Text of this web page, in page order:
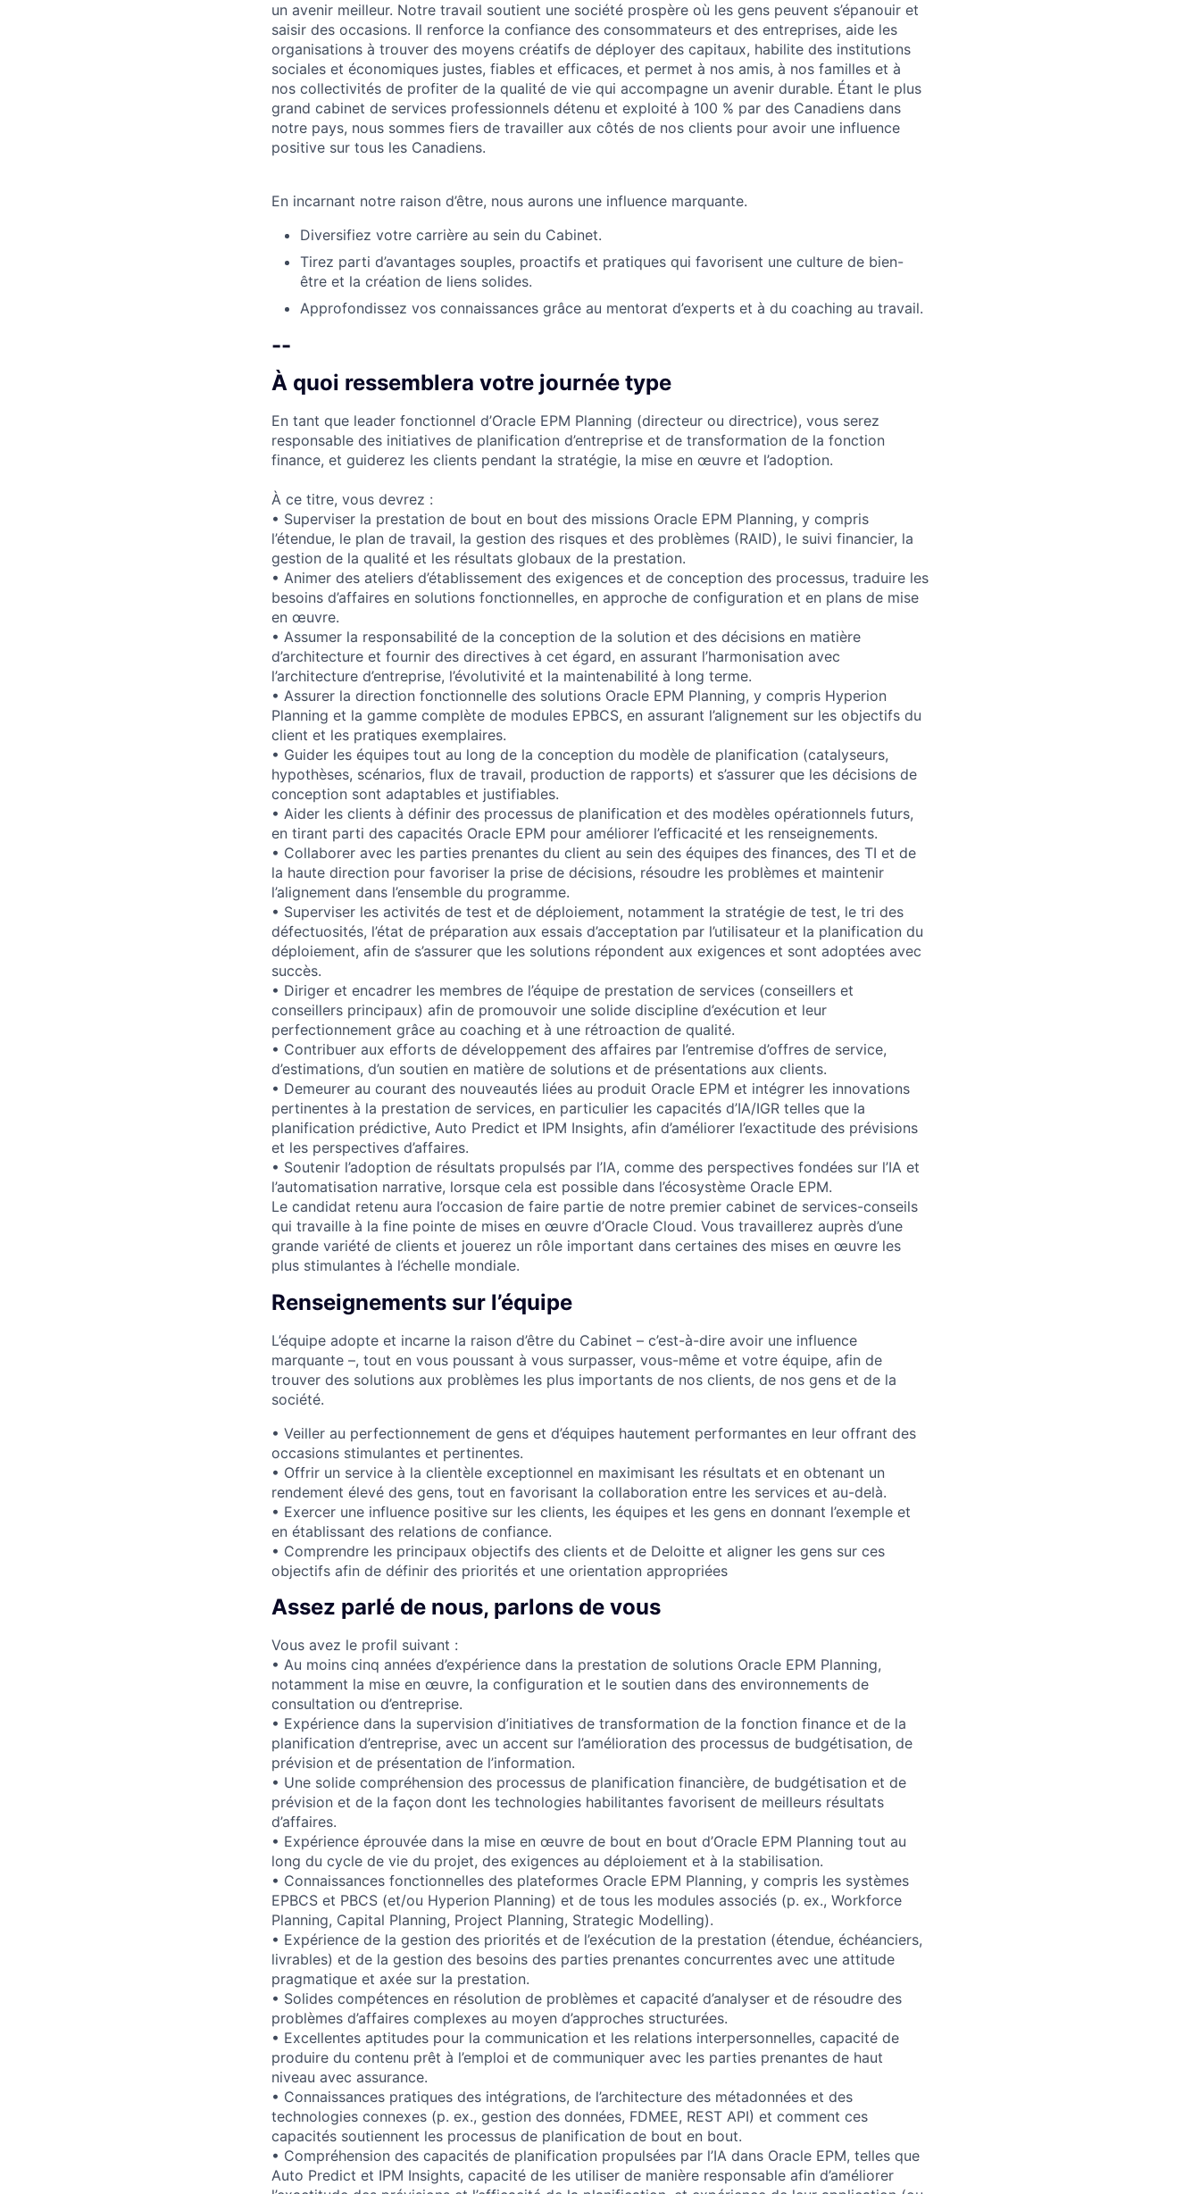
un avenir meilleur. Notre travail soutient une société prospère où les gens peuvent s’épanouir et
saisir des occasions. Il renforce la confiance des consommateurs et des entreprises, aide les
organisations à trouver des moyens créatifs de déployer des capitaux, habilite des institutions
sociales et économiques justes, fiables et efficaces, et permet à nos amis, à nos familles et à
nos collectivités de profiter de la qualité de vie qui accompagne un avenir durable. Étant le plus
grand cabinet de services professionnels détenu et exploité à 100 % par des Canadiens dans
notre pays, nous sommes fiers de travailler aux côtés de nos clients pour avoir une influence
positive sur tous les Canadiens.
En incarnant notre raison d’être, nous aurons une influence marquante.
Diversifiez votre carrière au sein du Cabinet.
Tirez parti d’avantages souples, proactifs et pratiques qui favorisent une culture de bien-
être et la création de liens solides.
Approfondissez vos connaissances grâce au mentorat d’experts et à du coaching au travail.
--
À quoi ressemblera votre journée type
En tant que leader fonctionnel d’Oracle EPM Planning (directeur ou directrice), vous serez
responsable des initiatives de planification d’entreprise et de transformation de la fonction
finance, et guiderez les clients pendant la stratégie, la mise en œuvre et l’adoption.
À ce titre, vous devrez :
• Superviser la prestation de bout en bout des missions Oracle EPM Planning, y compris
l’étendue, le plan de travail, la gestion des risques et des problèmes (RAID), le suivi financier, la
gestion de la qualité et les résultats globaux de la prestation.
• Animer des ateliers d’établissement des exigences et de conception des processus, traduire les
besoins d’affaires en solutions fonctionnelles, en approche de configuration et en plans de mise
en œuvre.
• Assumer la responsabilité de la conception de la solution et des décisions en matière
d’architecture et fournir des directives à cet égard, en assurant l’harmonisation avec
l’architecture d’entreprise, l’évolutivité et la maintenabilité à long terme.
• Assurer la direction fonctionnelle des solutions Oracle EPM Planning, y compris Hyperion
Planning et la gamme complète de modules EPBCS, en assurant l’alignement sur les objectifs du
client et les pratiques exemplaires.
• Guider les équipes tout au long de la conception du modèle de planification (catalyseurs,
hypothèses, scénarios, flux de travail, production de rapports) et s’assurer que les décisions de
conception sont adaptables et justifiables.
• Aider les clients à définir des processus de planification et des modèles opérationnels futurs,
en tirant parti des capacités Oracle EPM pour améliorer l’efficacité et les renseignements.
• Collaborer avec les parties prenantes du client au sein des équipes des finances, des TI et de
la haute direction pour favoriser la prise de décisions, résoudre les problèmes et maintenir
l’alignement dans l’ensemble du programme.
• Superviser les activités de test et de déploiement, notamment la stratégie de test, le tri des
défectuosités, l’état de préparation aux essais d’acceptation par l’utilisateur et la planification du
déploiement, afin de s’assurer que les solutions répondent aux exigences et sont adoptées avec
succès.
• Diriger et encadrer les membres de l’équipe de prestation de services (conseillers et
conseillers principaux) afin de promouvoir une solide discipline d’exécution et leur
perfectionnement grâce au coaching et à une rétroaction de qualité.
• Contribuer aux efforts de développement des affaires par l’entremise d’offres de service,
d’estimations, d’un soutien en matière de solutions et de présentations aux clients.
• Demeurer au courant des nouveautés liées au produit Oracle EPM et intégrer les innovations
pertinentes à la prestation de services, en particulier les capacités d’IA/IGR telles que la
planification prédictive, Auto Predict et IPM Insights, afin d’améliorer l’exactitude des prévisions
et les perspectives d’affaires.
• Soutenir l’adoption de résultats propulsés par l’IA, comme des perspectives fondées sur l’IA et
l’automatisation narrative, lorsque cela est possible dans l’écosystème Oracle EPM.
Le candidat retenu aura l’occasion de faire partie de notre premier cabinet de services-conseils
qui travaille à la fine pointe de mises en œuvre d’Oracle Cloud. Vous travaillerez auprès d’une
grande variété de clients et jouerez un rôle important dans certaines des mises en œuvre les
plus stimulantes à l’échelle mondiale.
Renseignements sur l’équipe
L’équipe adopte et incarne la raison d’être du Cabinet – c’est-à-dire avoir une influence
marquante –, tout en vous poussant à vous surpasser, vous-même et votre équipe, afin de
trouver des solutions aux problèmes les plus importants de nos clients, de nos gens et de la
société.
• Veiller au perfectionnement de gens et d’équipes hautement performantes en leur offrant des
occasions stimulantes et pertinentes.
• Offrir un service à la clientèle exceptionnel en maximisant les résultats et en obtenant un
rendement élevé des gens, tout en favorisant la collaboration entre les services et au-delà.
• Exercer une influence positive sur les clients, les équipes et les gens en donnant l’exemple et
en établissant des relations de confiance.
• Comprendre les principaux objectifs des clients et de Deloitte et aligner les gens sur ces
objectifs afin de définir des priorités et une orientation appropriées
Assez parlé de nous, parlons de vous
Vous avez le profil suivant :
• Au moins cinq années d’expérience dans la prestation de solutions Oracle EPM Planning,
notamment la mise en œuvre, la configuration et le soutien dans des environnements de
consultation ou d’entreprise.
• Expérience dans la supervision d’initiatives de transformation de la fonction finance et de la
planification d’entreprise, avec un accent sur l’amélioration des processus de budgétisation, de
prévision et de présentation de l’information.
• Une solide compréhension des processus de planification financière, de budgétisation et de
prévision et de la façon dont les technologies habilitantes favorisent de meilleurs résultats
d’affaires.
• Expérience éprouvée dans la mise en œuvre de bout en bout d’Oracle EPM Planning tout au
long du cycle de vie du projet, des exigences au déploiement et à la stabilisation.
• Connaissances fonctionnelles des plateformes Oracle EPM Planning, y compris les systèmes
EPBCS et PBCS (et/ou Hyperion Planning) et de tous les modules associés (p. ex., Workforce
Planning, Capital Planning, Project Planning, Strategic Modelling).
• Expérience de la gestion des priorités et de l’exécution de la prestation (étendue, échéanciers,
livrables) et de la gestion des besoins des parties prenantes concurrentes avec une attitude
pragmatique et axée sur la prestation.
• Solides compétences en résolution de problèmes et capacité d’analyser et de résoudre des
problèmes d’affaires complexes au moyen d’approches structurées.
• Excellentes aptitudes pour la communication et les relations interpersonnelles, capacité de
produire du contenu prêt à l’emploi et de communiquer avec les parties prenantes de haut
niveau avec assurance.
• Connaissances pratiques des intégrations, de l’architecture des métadonnées et des
technologies connexes (p. ex., gestion des données, FDMEE, REST API) et comment ces
capacités soutiennent les processus de planification de bout en bout.
• Compréhension des capacités de planification propulsées par l’IA dans Oracle EPM, telles que
Auto Predict et IPM Insights, capacité de les utiliser de manière responsable afin d’améliorer